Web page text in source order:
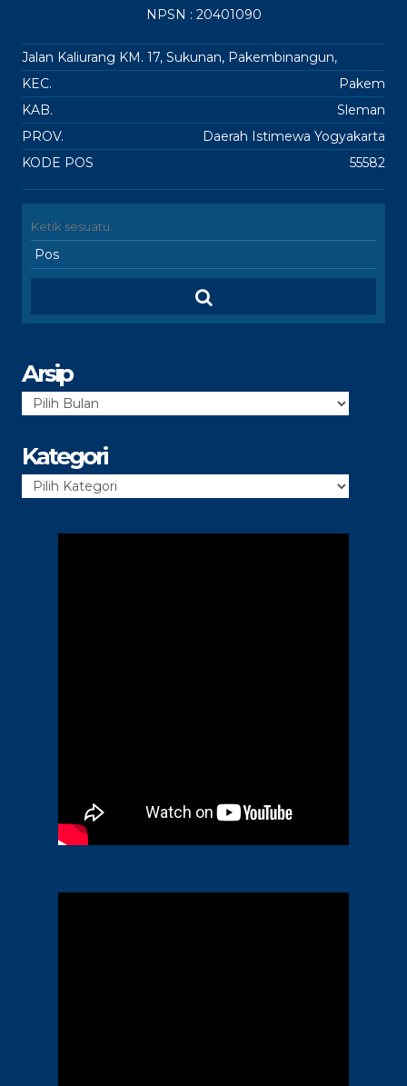
NPSN : 20401090
Jalan Kaliurang KM. 17, Sukunan, Pakembinangun,
KEC.
Pakem
KAB.
Sleman
PROV.
Daerah Istimewa Yogyakarta
KODE POS
55582
Arsip
Arsip
Kategori
Kategori